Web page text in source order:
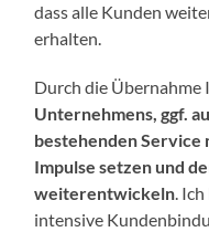
dass alle Kunden
erhalten.
Durch die Übernahme
Unternehmens, ggf.
bestehenden
Impulse setzen und
weiterentwickeln.
intensive